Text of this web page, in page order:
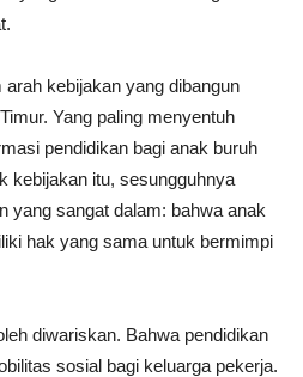
kebijakan yang dibangun
Yang paling menyentuh
pendidikan bagi anak buruh
kebijakan itu, sesungguhnya
yang sangat dalam: bahwa anak
hak yang sama untuk bermimpi
diwariskan. Bahwa pendidikan
sosial bagi keluarga pekerja.